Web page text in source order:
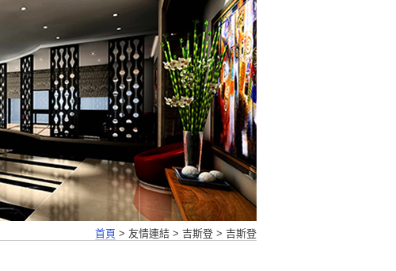
首頁 > 友情連結 > 吉斯登 > 吉斯登